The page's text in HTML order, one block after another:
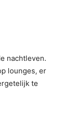
nachtleven.
lounges, er
te